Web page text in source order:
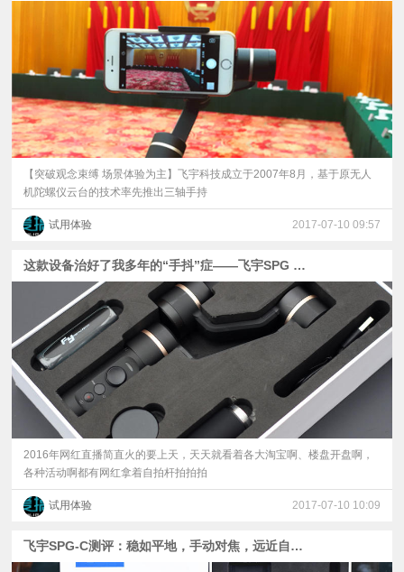
【突破观念束缚 场景体验为主】飞宇科技成立于2007年8月，基于原无人
机陀螺仪云台的技术率先推出三轴手持
试用体验 2017-07-10 09:57
这款设备治好了我多年的“手抖”症——飞宇SPG C评测
2016年网红直播简直火的要上天，天天就看着各大淘宝啊、楼盘开盘啊，
各种活动啊都有网红拿着自拍杆拍拍拍
试用体验 2017-07-10 10:09
飞宇SPG-C测评：稳如平地，手动对焦，远近自如！